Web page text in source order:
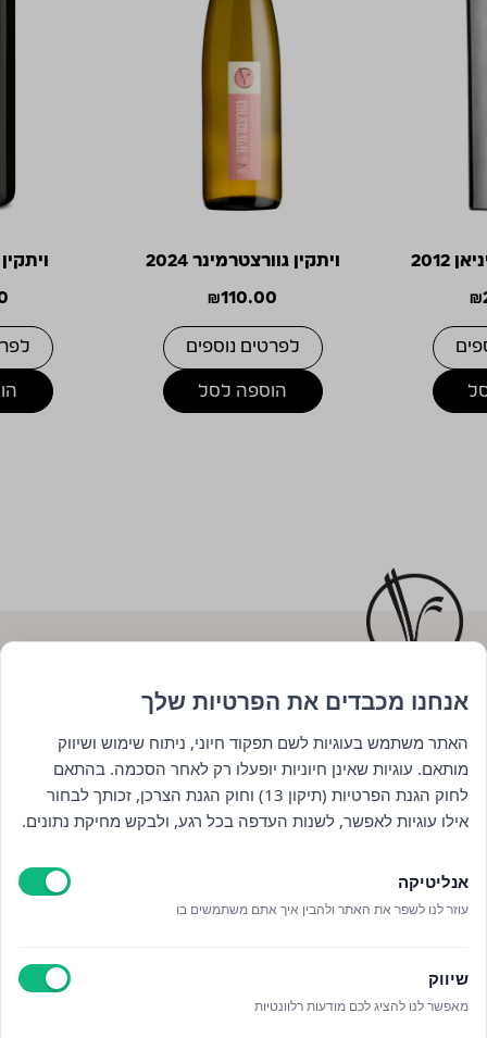
2012
₪
ויתקין גוורצטרמינר 2024
₪110.00
לפרטים נוספים
הוספה לסל
ויתקין
השארו מעודכנים : )
קראתי ואני מאשר/ת אתמדיניות הפרטיות
אנחנו מכבדים את הפרטיות שלך
האתר משתמש בעוגיות לשם תפקוד חיוני, ניתוח שימוש ושיווק
מותאם. עוגיות שאינן חיוניות יופעלו רק לאחר הסכמה. בהתאם
לחוק הגנת הפרטיות (תיקון 13) וחוק הגנת הצרכן, זכותך לבחור
אילו עוגיות לאפשר, לשנות העדפה בכל רגע, ולבקש מחיקת נתונים.
אנליטיקה
עוזר לנו לשפר את האתר ולהבין איך אתם משתמשים בו
שיווק
מאפשר לנו להציג לכם מודעות רלוונטיות